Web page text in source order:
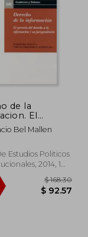
de la
El
del Derecho a
Bel Mallen
Estudios Politicos
2014, 1
Blanda,